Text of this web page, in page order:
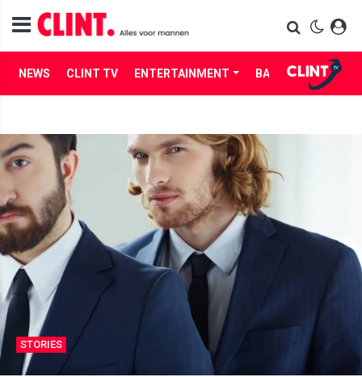
NEWS CLINT TV ENTERTAINMENT BABES LIFE
STORIES